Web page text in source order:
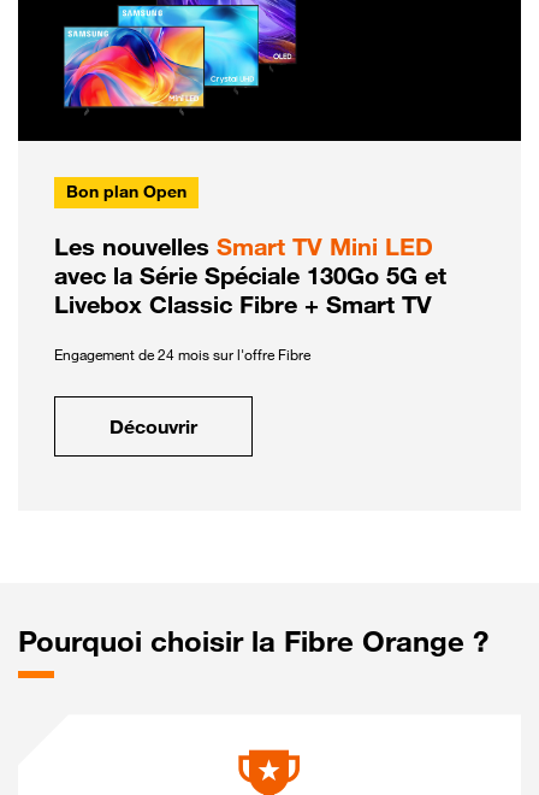
Bon plan Open
Les nouvelles Smart TV Mini LED
avec la Série Spéciale 130Go 5G et
Livebox Classic Fibre + Smart TV
Engagement de 24 mois sur l'offre Fibre
Découvrir
Pourquoi choisir la Fibre Orange ?